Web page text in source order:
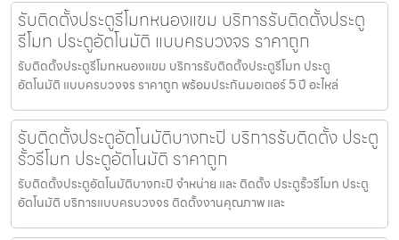
รับติดตั้งประตูรีโมทหนองแขม บริการรับติดตั้งประตู
รีโมท ประตูอัตโนมัติ แบบครบวงจร ราคาถูก
รับติดตั้งประตูรีโมทหนองแขม บริการรับติดตั้งประตูรีโมท ประตู
อัตโนมัติ แบบครบวงจร ราคาถูก พร้อมประกันมอเตอร์ 5 ปี อะไหล่
รับติดตั้งประตูอัตโนมัติบางกะปิ บริการรับติดตั้ง ประตู
รั้วรีโมท ประตูอัตโนมัติ ราคาถูก
รับติดตั้งประตูอัตโนมัติบางกะปิ จำหน่าย และ ติดตั้ง ประตูรั้วรีโมท ประตู
อัตโนมัติ บริการแบบครบวงจร ติดตั้งงานคุณภาพ และ